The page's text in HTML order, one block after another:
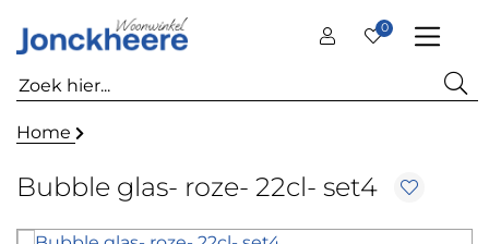
0
Home
Bubble glas- roze- 22cl- set4